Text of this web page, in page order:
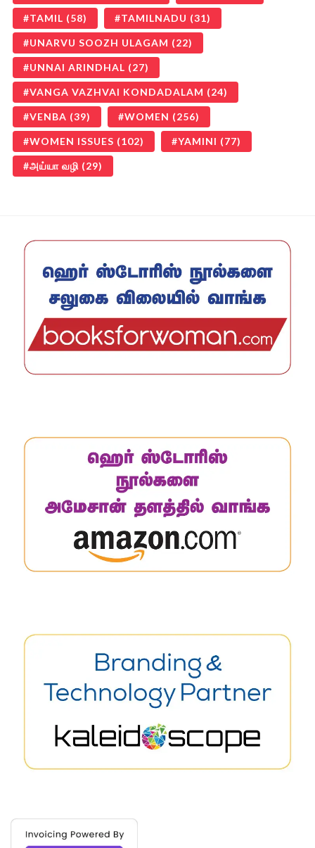
TAMIL (58) TAMILNADU (31)
UNARVU SOOZH ULAGAM (22)
UNNAI ARINDHAL (27)
VANGA VAZHVAI KONDADALAM (24)
VENBA (39) WOMEN (256)
WOMEN ISSUES (102) YAMINI (77)
அய்யா வழி (29)